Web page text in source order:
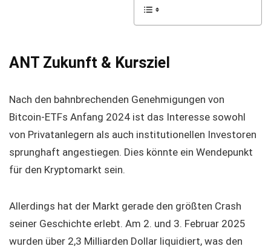
ANT Zukunft & Kursziel
Nach den bahnbrechenden Genehmigungen von
Bitcoin-ETFs Anfang 2024 ist das Interesse sowohl
von Privatanlegern als auch institutionellen Investoren
sprunghaft angestiegen. Dies könnte ein Wendepunkt
für den Kryptomarkt sein.
Allerdings hat der Markt gerade den größten Crash
seiner Geschichte erlebt. Am 2. und 3. Februar 2025
wurden über 2,3 Milliarden Dollar liquidiert, was den